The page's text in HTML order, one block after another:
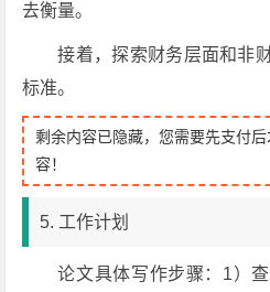
去衡量。
接着，探索财务层面和非
标准。
剩余内容已隐藏，您需要先支付
容！
5. 工作计划
论文具体写作步骤：1）